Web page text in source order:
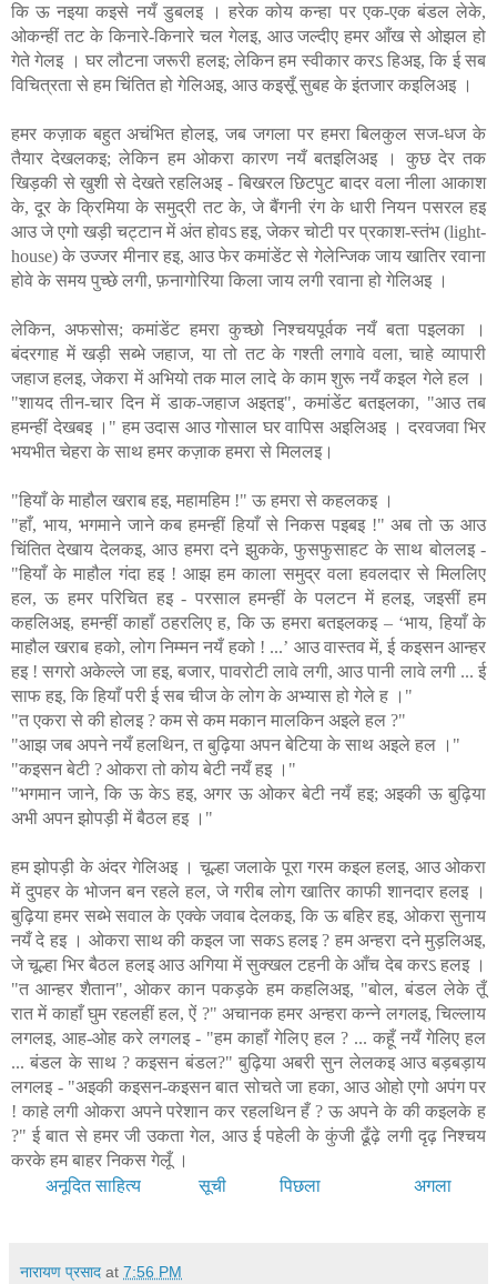
कि ऊ नइया कइसे नयँ डुबलइ । हरेक कोय कन्हा पर एक-एक बंडल लेके,
ओकन्हीं तट के किनारे-किनारे चल गेलइ, आउ जल्दीए हमर आँख से ओझल हो
गेते गेलइ । घर लौटना जरूरी हलइ; लेकिन हम स्वीकार करऽ हिअइ, कि ई सब
विचित्रता से हम चिंतित हो गेलिअइ, आउ कइसूँ सुबह के इंतजार कइलिअइ ।
हमर कज़ाक बहुत अचंभित होलइ, जब जगला पर हमरा बिलकुल सज-धज के
तैयार देखलकइ; लेकिन हम ओकरा कारण नयँ बतइलिअइ । कुछ देर तक
खिड़की से खुशी से देखते रहलिअइ - बिखरल छिटपुट बादर वला नीला आकाश
के, दूर के क्रिमिया के समुद्री तट के, जे बैंगनी रंग के धारी नियन पसरल हइ
आउ जे एगो खड़ी चट्टान में अंत होवऽ हइ, जेकर चोटी पर प्रकाश-स्तंभ (light-
house) के उज्जर मीनार हइ, आउ फेर कमांडेंट से गेलेन्जिक जाय खातिर रवाना
होवे के समय पुच्छे लगी, फ़नागोरिया किला जाय लगी रवाना हो गेलिअइ ।
लेकिन, अफसोस; कमांडेंट हमरा कुच्छो निश्चयपूर्वक नयँ बता पइलका ।
बंदरगाह में खड़ी सब्भे जहाज, या तो तट के गश्ती लगावे वला, चाहे व्यापारी
जहाज हलइ, जेकरा में अभियो तक माल लादे के काम शुरू नयँ कइल गेले हल ।
"शायद तीन-चार दिन में डाक-जहाज अइतइ", कमांडेंट बतइलका, "आउ तब
हमन्हीं देखबइ ।" हम उदास आउ गोसाल घर वापिस अइलिअइ । दरवजवा भिर
भयभीत चेहरा के साथ हमर कज़ाक हमरा से मिललइ।
"हियाँ के माहौल खराब हइ, महामहिम !" ऊ हमरा से कहलकइ ।
"हाँ, भाय, भगमाने जाने कब हमन्हीं हियाँ से निकस पइबइ !" अब तो ऊ आउ
चिंतित देखाय देलकइ, आउ हमरा दने झुकके, फुसफुसाहट के साथ बोललइ -
"हियाँ के माहौल गंदा हइ ! आझ हम काला समुद्र वला हवलदार से मिललिए
हल, ऊ हमर परिचित हइ - परसाल हमन्हीं के पलटन में हलइ, जइसीं हम
कहलिअइ, हमन्हीं काहाँ ठहरलिए ह, कि ऊ हमरा बतइलकइ – ‘भाय, हियाँ के
माहौल खराब हको, लोग निम्मन नयँ हको ! ...’ आउ वास्तव में, ई कइसन आन्हर
हइ ! सगरो अकेल्ले जा हइ, बजार, पावरोटी लावे लगी, आउ पानी लावे लगी ... ई
साफ हइ, कि हियाँ परी ई सब चीज के लोग के अभ्यास हो गेले ह ।"
"त एकरा से की होलइ ? कम से कम मकान मालकिन अइले हल ?"
"आझ जब अपने नयँ हलथिन, त बुढ़िया अपन बेटिया के साथ अइले हल ।"
"कइसन बेटी ? ओकरा तो कोय बेटी नयँ हइ ।"
"भगमान जाने, कि ऊ केऽ हइ, अगर ऊ ओकर बेटी नयँ हइ; अइकी ऊ बुढ़िया
अभी अपन झोपड़ी में बैठल हइ ।"
हम झोपड़ी के अंदर गेलिअइ । चूल्हा जलाके पूरा गरम कइल हलइ, आउ ओकरा
में दुपहर के भोजन बन रहले हल, जे गरीब लोग खातिर काफी शानदार हलइ ।
बुढ़िया हमर सब्भे सवाल के एक्के जवाब देलकइ, कि ऊ बहिर हइ, ओकरा सुनाय
नयँ दे हइ । ओकरा साथ की कइल जा सकऽ हलइ ? हम अन्हरा दने मुड़लिअइ,
जे चूल्हा भिर बैठल हलइ आउ अगिया में सुक्खल टहनी के आँच देब करऽ हलइ ।
"त आन्हर शैतान", ओकर कान पकड़के हम कहलिअइ, "बोल, बंडल लेके तूँ
रात में काहाँ घुम रहलहीं हल, ऐं ?" अचानक हमर अन्हरा कन्ने लगलइ, चिल्लाय
लगलइ, आह-ओह करे लगलइ - "हम काहाँ गेलिए हल ? ... कहूँ नयँ गेलिए हल
... बंडल के साथ ? कइसन बंडल?" बुढ़िया अबरी सुन लेलकइ आउ बड़बड़ाय
लगलइ - "अइकी कइसन-कइसन बात सोचते जा हका, आउ ओहो एगो अपंग पर
! काहे लगी ओकरा अपने परेशान कर रहलथिन हँ ? ऊ अपने के की कइलके ह
?" ई बात से हमर जी उकता गेल, आउ ई पहेली के कुंजी ढूँढ़े लगी दृढ़ निश्चय
करके हम बाहर निकस गेलूँ ।
अनूदित साहित्य
सूची पिछला अगला
नारायण प्रसाद at 7:56 PM